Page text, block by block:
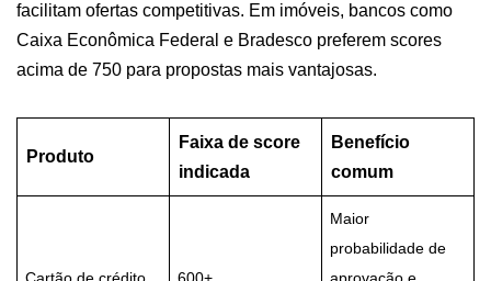
facilitam ofertas competitivas. Em imóveis, bancos como
Caixa Econômica Federal e Bradesco preferem scores
acima de 750 para propostas mais vantajosas.
Produto
Faixa de score
indicada
Benefício
comum
Maior
probabilidade de